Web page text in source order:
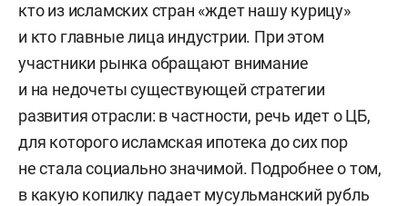
кто из исламских стран «ждет нашу курицу»
и кто главные лица индустрии. При этом
участники рынка обращают внимание
и на недочеты существующей стратегии
развития отрасли: в частности, речь идет о ЦБ,
для которого исламская ипотека до сих пор
не стала социально значимой. Подробнее о том,
в какую копилку падает мусульманский рубль